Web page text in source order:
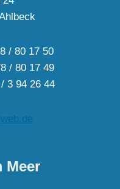
/ 80 17 50
/ 80 17 49
3 94 26 44
Meer